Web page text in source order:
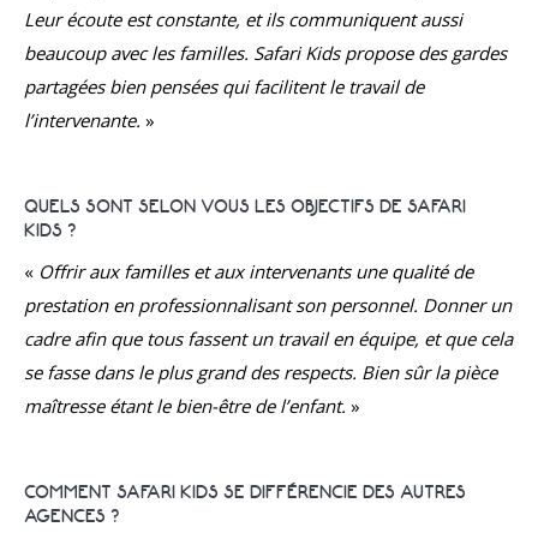
Leur écoute est constante, et ils communiquent aussi
beaucoup avec les familles. Safari Kids propose des gardes
partagées bien pensées qui facilitent le travail de
l’intervenante. »
QUELS SONT SELON VOUS LES OBJECTIFS DE SAFARI
KIDS ?
« Offrir aux familles et aux intervenants une qualité de
prestation en professionnalisant son personnel. Donner un
cadre afin que tous fassent un travail en équipe, et que cela
se fasse dans le plus grand des respects. Bien sûr la pièce
maîtresse étant le bien-être de l’enfant. »
COMMENT SAFARI KIDS SE DIFFÉRENCIE DES AUTRES
AGENCES ?